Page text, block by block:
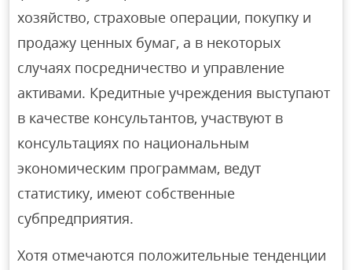
хозяйство, страховые операции, покупку и
продажу ценных бумаг, а в некоторых
случаях посредничество и управление
активами. Кредитные учреждения выступают
в качестве консультантов, участвуют в
консультациях по национальным
экономическим программам, ведут
статистику, имеют собственные
субпредприятия.
Хотя отмечаются положительные тенденции